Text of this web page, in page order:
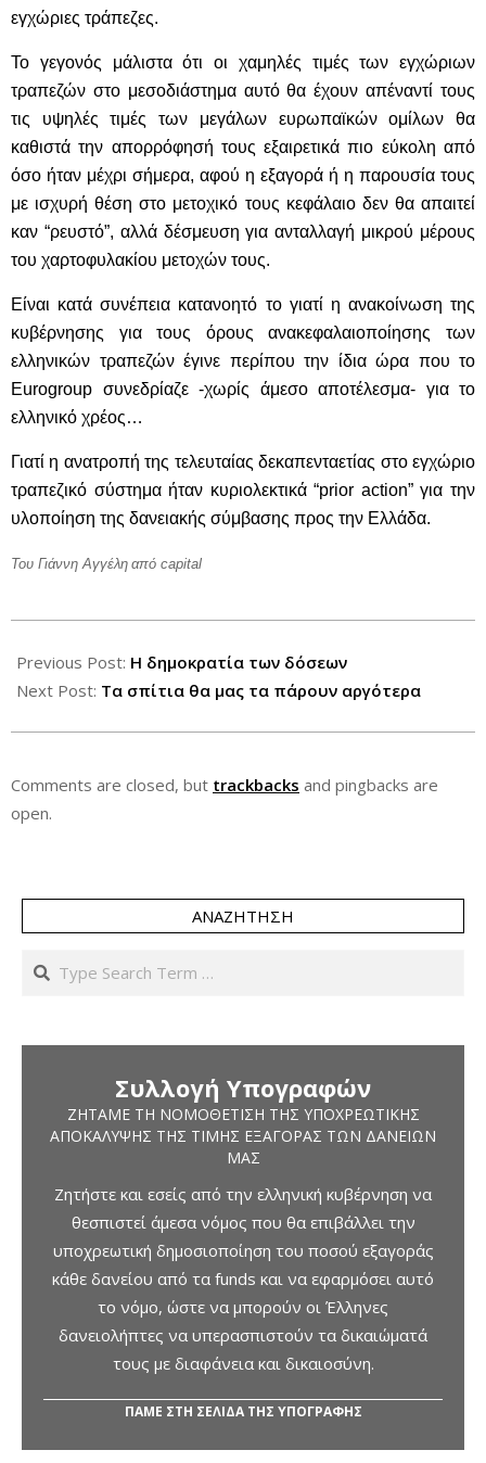
εγχώριες τράπεζες.
Το γεγονός μάλιστα ότι οι χαμηλές τιμές των εγχώριων
τραπεζών στο μεσοδιάστημα αυτό θα έχουν απέναντί τους
τις υψηλές τιμές των μεγάλων ευρωπαϊκών ομίλων θα
καθιστά την απορρόφησή τους εξαιρετικά πιο εύκολη από
όσο ήταν μέχρι σήμερα, αφού η εξαγορά ή η παρουσία τους
με ισχυρή θέση στο μετοχικό τους κεφάλαιο δεν θα απαιτεί
καν “ρευστό”, αλλά δέσμευση για ανταλλαγή μικρού μέρους
του χαρτοφυλακίου μετοχών τους.
Είναι κατά συνέπεια κατανοητό το γιατί η ανακοίνωση της
κυβέρνησης για τους όρους ανακεφαλαιοποίησης των
ελληνικών τραπεζών έγινε περίπου την ίδια ώρα που το
Eurogroup συνεδρίαζε -χωρίς άμεσο αποτέλεσμα- για το
ελληνικό χρέος…
Γιατί η ανατροπή της τελευταίας δεκαπενταετίας στο εγχώριο
τραπεζικό σύστημα ήταν κυριολεκτικά “prior action” για την
υλοποίηση της δανειακής σύμβασης προς την Ελλάδα.
Του Γιάννη Αγγέλη από capital
11-
14
Previous Post: Η δημοκρατία των δόσεων
Next Post: Τα σπίτια θα μας τα πάρουν αργότερα
Comments are closed, but trackbacks and pingbacks are
open.
ΑΝΑΖΉΤΗΣΗ
Search
Συλλογή Υπογραφών
ΖΗΤΆΜΕ ΤΗ ΝΟΜΟΘΈΤΙΣΗ ΤΗΣ ΥΠΟΧΡΕΩΤΙΚΉΣ
ΑΠΟΚΆΛΥΨΗΣ ΤΗΣ ΤΙΜΉΣ ΕΞΑΓΟΡΆΣ ΤΩΝ ΔΑΝΕΊΩΝ
ΜΑΣ
Ζητήστε και εσείς από την ελληνική κυβέρνηση να
θεσπιστεί άμεσα νόμος που θα επιβάλλει την
υποχρεωτική δημοσιοποίηση του ποσού εξαγοράς
κάθε δανείου από τα funds και να εφαρμόσει αυτό
το νόμο, ώστε να μπορούν οι Έλληνες
δανειολήπτες να υπερασπιστούν τα δικαιώματά
τους με διαφάνεια και δικαιοσύνη.
ΠΑΜΕ ΣΤΗ ΣΕΛΙΔΑ ΤΗΣ ΥΠΟΓΡΑΦΗΣ